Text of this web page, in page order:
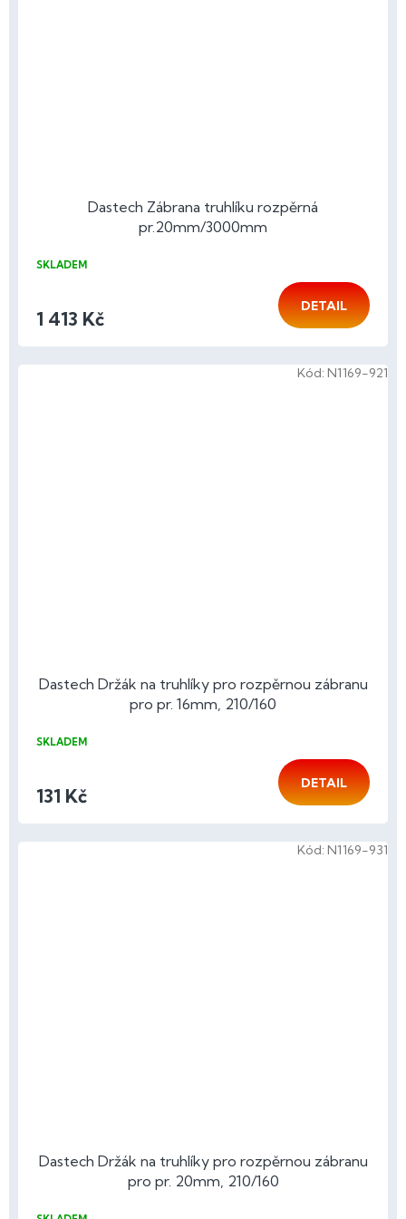
Dastech Zábrana truhlíku rozpěrná
pr.20mm/3000mm
SKLADEM
1 413 Kč
DETAIL
Dastech Držák na truhlíky pro rozpěrnou zábranu
pro pr. 16mm, 210/160
SKLADEM
131 Kč
DETAIL
Kód: N1169-921
Dastech Držák na truhlíky pro rozpěrnou zábranu
pro pr. 20mm, 210/160
Kód: N1169-931